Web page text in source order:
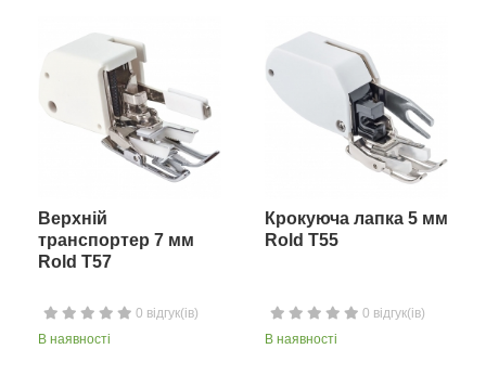
Верхній
транспортер 7 мм
Rold T57
0 відгук(ів)
В наявності
Крокуюча лапка 5 мм
Rold T55
0 відгук(ів)
В наявності